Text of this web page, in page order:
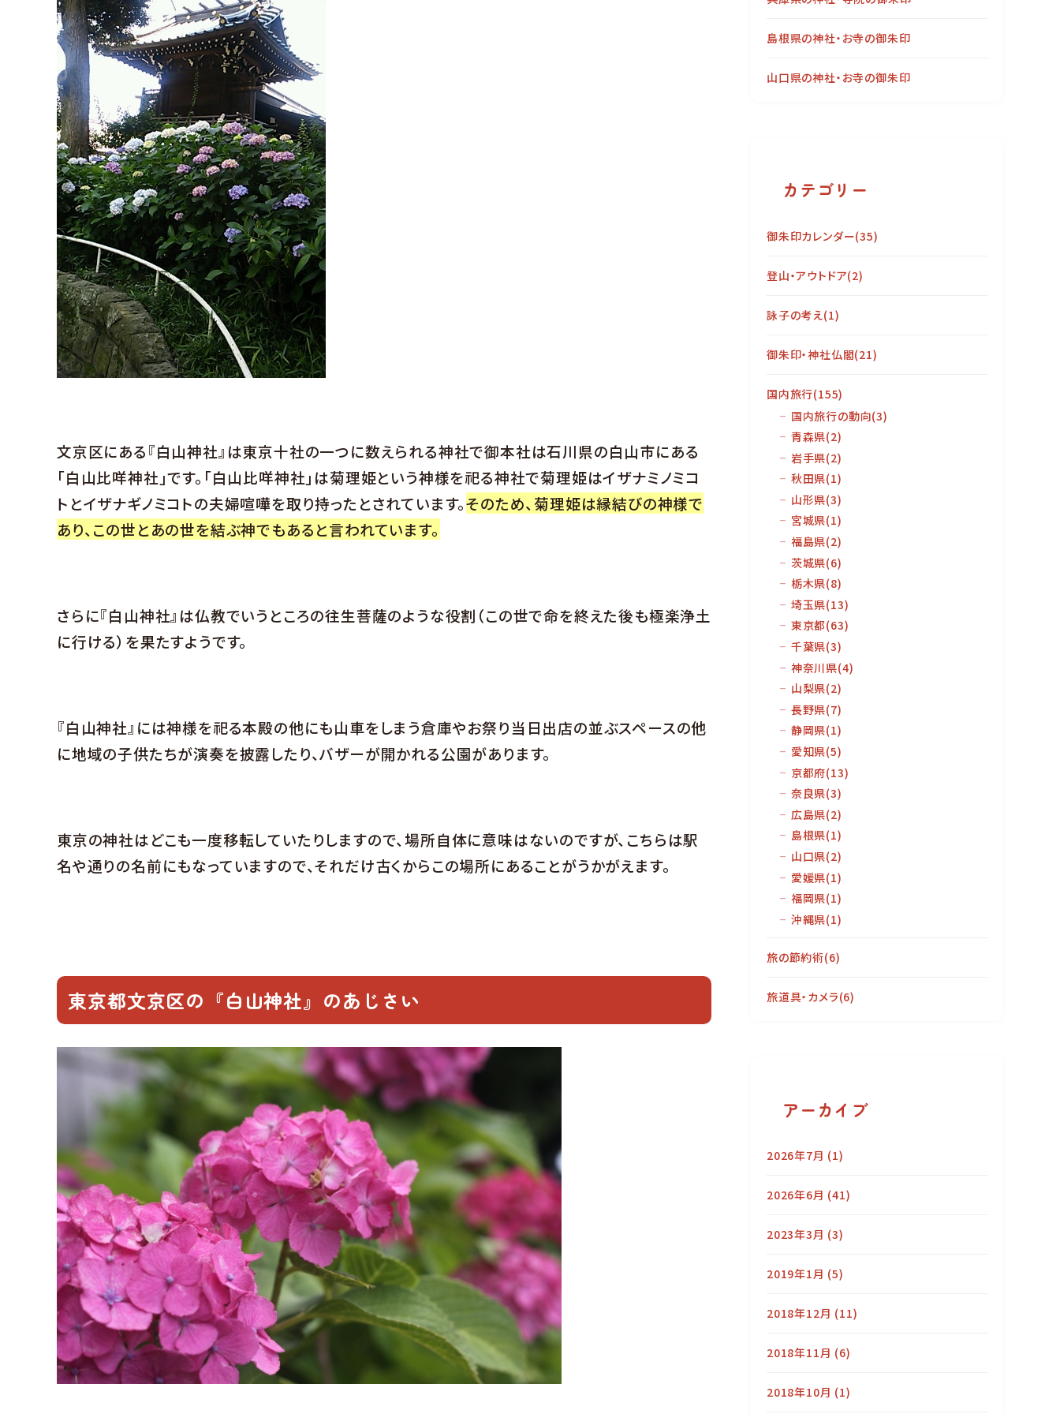
文京区にある『白山神社』は東京十社の一つに数えられる神社で御本社は石川県の白山市にある
「白山比咩神社」です。「白山比咩神社」は菊理姫という神様を祀る神社で菊理姫はイザナミノミコ
トとイザナギノミコトの夫婦喧嘩を取り持ったとされています。そのため、菊理姫は縁結びの神様で
あり、この世とあの世を結ぶ神でもあると言われています。
さらに『白山神社』は仏教でいうところの往生菩薩のような役割（この世で命を終えた後も極楽浄土
に行ける）を果たすようです。
『白山神社』には神様を祀る本殿の他にも山車をしまう倉庫やお祭り当日出店の並ぶスペースの他
に地域の子供たちが演奏を披露したり、バザーが開かれる公園があります。
東京の神社はどこも一度移転していたりしますので、場所自体に意味はないのですが、こちらは駅
名や通りの名前にもなっていますので、それだけ古くからこの場所にあることがうかがえます。
東京都文京区の『白山神社』のあじさい
島根県の神社・お寺の御朱印
山口県の神社・お寺の御朱印
カテゴリー
御朱印カレンダー(35)
登山・アウトドア(2)
詠子の考え(1)
御朱印・神社仏閣(21)
国内旅行(155)
国内旅行の動向(3)
青森県(2)
岩手県(2)
秋田県(1)
山形県(3)
宮城県(1)
福島県(2)
茨城県(6)
栃木県(8)
埼玉県(13)
東京都(63)
千葉県(3)
神奈川県(4)
山梨県(2)
長野県(7)
静岡県(1)
愛知県(5)
京都府(13)
奈良県(3)
広島県(2)
島根県(1)
山口県(2)
愛媛県(1)
福岡県(1)
沖縄県(1)
旅の節約術(6)
旅道具・カメラ(6)
アーカイブ
2026年7月 (1)
2026年6月 (41)
2023年3月 (3)
2019年1月 (5)
2018年12月 (11)
2018年11月 (6)
2018年10月 (1)